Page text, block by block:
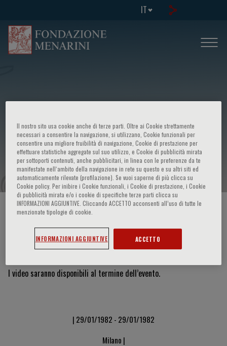
IT
Incontri di gastroenterologia - Attività
editoriale Fondazione Internazionale
Menarini
HOME PAGE / CORSI ED EVENTI
Video & Slide
I video saranno disponibili al termine dell’evento.
| 29/01/1982 - 29/01/1982
Milano |
Il nostro sito usa cookie anche di terze parti. Oltre ai Cookie strettamente
necessari a consentire la navigazione, si utilizzano, Cookie funzionali per
consentire una migliore fruibilità di navigazione, Cookie di prestazione per
effettuare statistiche aggregate sul suo utilizzo, e Cookie di pubblicità mirata
per sottoporti contenuti, anche pubblicitari, in linea con le preferenze da te
manifestate nell‘ambito della navigazione in rete su questo e su altri siti ed
automaticamente rilevate (profilazione). Se vuoi saperne di più clicca su
Cookie policy. Per inibire i Cookie funzionali, i Cookie di prestazione, i Cookie
di pubblicità mirata e/o i cookie di specifiche terze parti clicca su
INFORMAZIONI AGGIUNTIVE. Cliccando ACCETTO acconsenti all’uso di tutte le
menzionate tipologie di cookie.
INFORMAZIONI AGGIUNTIVE ACCETTO